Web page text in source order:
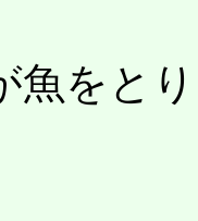
魚をと